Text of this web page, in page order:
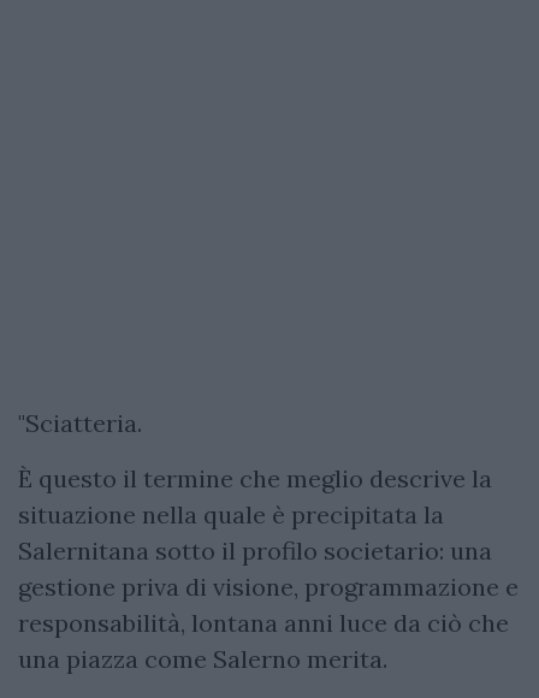
"Sciatteria.
È questo il termine che meglio descrive la
situazione nella quale è precipitata la
Salernitana sotto il profilo societario: una
gestione priva di visione, programmazione e
responsabilità, lontana anni luce da ciò che
una piazza come Salerno merita.